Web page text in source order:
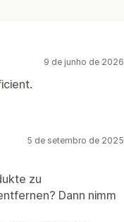
9 de junho de 2026
5 de setembro de 2025
zu
Dann nimm